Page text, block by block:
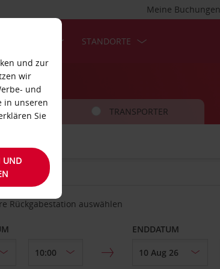
Meine Buchungen
STANDORTE
TRANSPORTER
Rückgabestation auswählen
ENDDATUM
und zur
wir
und
in unseren
Sie
UND